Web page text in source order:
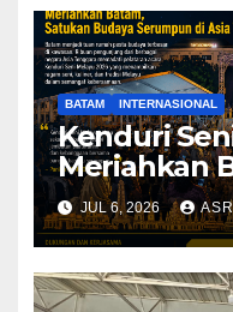
BATAM INTERNASIONAL
Kenduri
Meriahkan
Budaya
Tenggara
JUL 6, 2026